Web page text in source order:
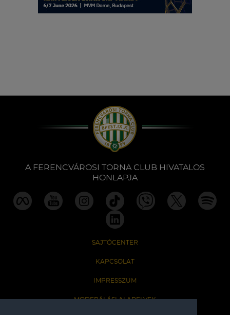
A FERENCVÁROSI TORNA CLUB HIVATALOS
HONLAPJA
SAJTÓCENTER
KAPCSOLAT
IMPRESSZUM
MODERÁLÁSI ALAPELVEK